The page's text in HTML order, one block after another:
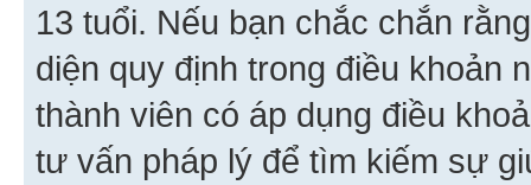
13 tuổi. Nếu bạn chắc chắn
diện quy định trong điều khoản
thành viên có áp dụng điều
tư vấn pháp lý để tìm kiếm sự